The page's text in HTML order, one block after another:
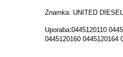
Znamka: UNITED
Uporaba:0445120110
0445120160 0445120164